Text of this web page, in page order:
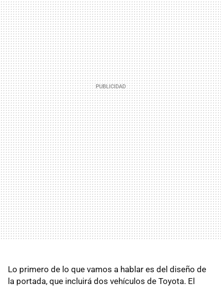
Lo primero de lo que vamos a hablar es del diseño de
la portada, que incluirá dos vehículos de Toyota. El